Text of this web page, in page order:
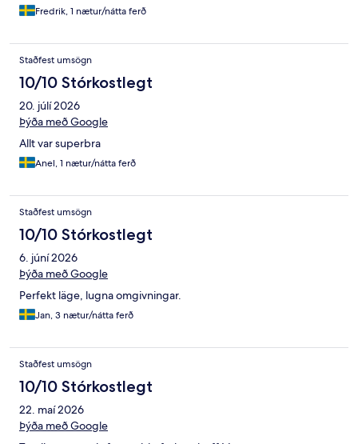
Fredrik, 1 nætur/nátta ferð
Staðfest umsögn
10/10 Stórkostlegt
20. júlí 2026
Þýða með Google
Allt var superbra
Anel, 1 nætur/nátta ferð
Staðfest umsögn
10/10 Stórkostlegt
6. júní 2026
Þýða með Google
Perfekt läge, lugna omgivningar.
Jan, 3 nætur/nátta ferð
Staðfest umsögn
10/10 Stórkostlegt
22. maí 2026
Þýða með Google